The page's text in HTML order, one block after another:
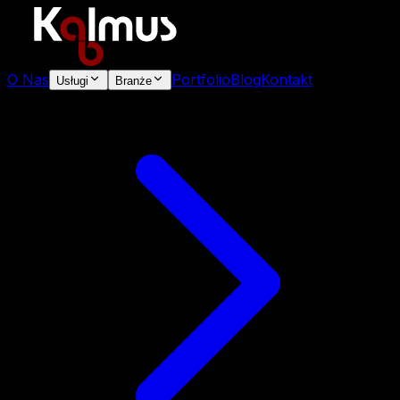
O Nas Usługi Branże PortfolioBlogKontakt